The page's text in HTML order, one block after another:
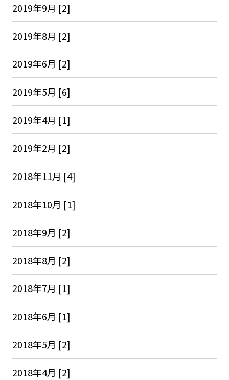
2019年9月 [2]
2019年8月 [2]
2019年6月 [2]
2019年5月 [6]
2019年4月 [1]
2019年2月 [2]
2018年11月 [4]
2018年10月 [1]
2018年9月 [2]
2018年8月 [2]
2018年7月 [1]
2018年6月 [1]
2018年5月 [2]
2018年4月 [2]